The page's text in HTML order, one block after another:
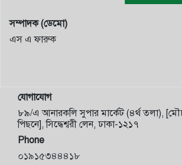
সম্পাদক (ডেমো)
এস এ ফারুক
যোগাযোগ
৮৯/এ আনারকলি সুপার মার্কেট (৪র্থ তলা),
পিছনে], সিদ্ধেশ্বরী লেন, ঢাকা-১২১৭
Phone
০১৯১৫৩৪৪৪১৮